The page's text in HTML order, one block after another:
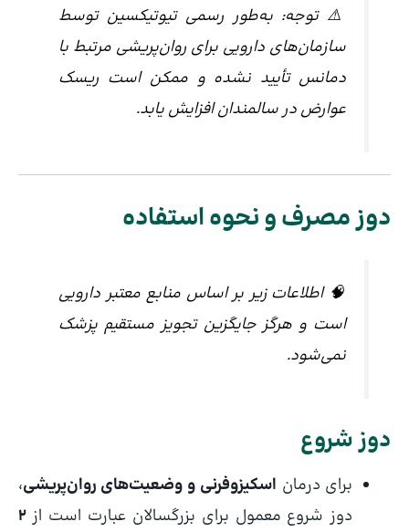
⚠️ توجه: به‌طور رسمی تیوتیکسین توسط
سازمان‌های دارویی برای روان‌پریشی مرتبط با
دمانس تأیید نشده و ممکن است ریسک
عوارض در سالمندان افزایش یابد.
دوز مصرف و نحوه استفاده
🧠اطلاعات زیر بر اساس منابع معتبر دارویی
است و هرگز جایگزین تجویز مستقیم پزشک
نمی‌شود.
دوز شروع
برای درمان اسکیزوفرنی و وضعیت‌های روان‌پریشی،
دوز شروع معمول برای بزرگسالان عبارت است از۲